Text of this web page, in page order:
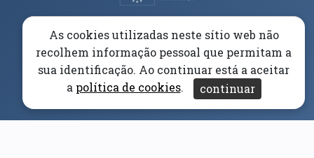
(abre em nova janela)
(abre em nova janela)
As cookies utilizadas neste sítio web não
recolhem informação pessoal que permitam a
sua identificação. Ao continuar está a aceitar
a política de cookies. continuar